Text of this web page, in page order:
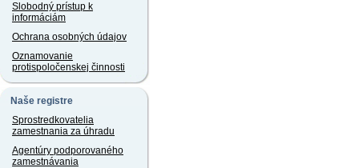
Slobodný prístup k
informáciám
Ochrana osobných údajov
Oznamovanie
protispoločenskej činnosti
Naše registre
Sprostredkovatelia
zamestnania za úhradu
Agentúry podporovaného
zamestnávania